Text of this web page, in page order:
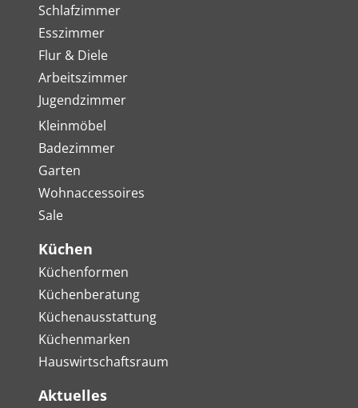
Schlafzimmer
Esszimmer
Flur & Diele
Arbeitszimmer
Jugendzimmer
Kleinmöbel
Badezimmer
Garten
Wohnaccessoires
Sale
Küchen
Küchenformen
Küchenberatung
Küchenausstattung
Küchenmarken
Hauswirtschaftsraum
Aktuelles